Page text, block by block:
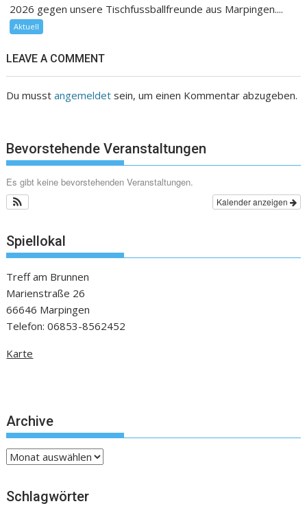
2026 gegen unsere Tischfussballfreunde aus Marpingen....
Aktuell
LEAVE A COMMENT
Du musstangemeldet sein, um einen Kommentar abzugeben.
Bevorstehende Veranstaltungen
Es gibt keine bevorstehenden Veranstaltungen.
Kalender anzeigen
Spiellokal
Treff am Brunnen
Marienstraße 26
66646 Marpingen
Telefon: 06853-8562452
Karte
Archive
Archive
Schlagwörter